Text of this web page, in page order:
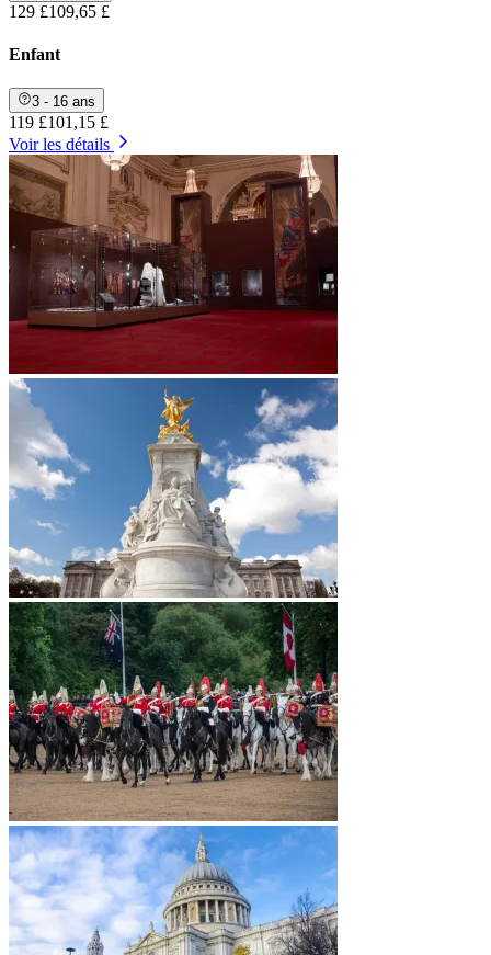
129 £109,65 £
Enfant
3 - 16 ans
119 £101,15 £
Voir les détails